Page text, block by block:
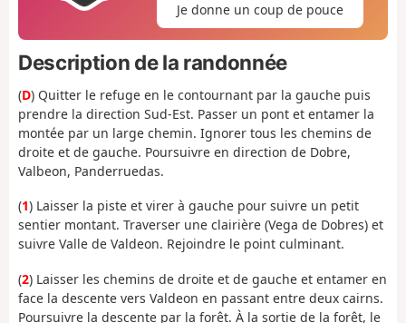
Je donne un coup de pouce
Description de la randonnée
(D) Quitter le refuge en le contournant par la gauche puis
prendre la direction Sud-Est. Passer un pont et entamer la
montée par un large chemin. Ignorer tous les chemins de
droite et de gauche. Poursuivre en direction de Dobre,
Valbeon, Panderruedas.
(1) Laisser la piste et virer à gauche pour suivre un petit
sentier montant. Traverser une clairière (Vega de Dobres) et
suivre Valle de Valdeon. Rejoindre le point culminant.
(2) Laisser les chemins de droite et de gauche et entamer en
face la descente vers Valdeon en passant entre deux cairns.
Poursuivre la descente par la forêt. À la sortie de la forêt, le